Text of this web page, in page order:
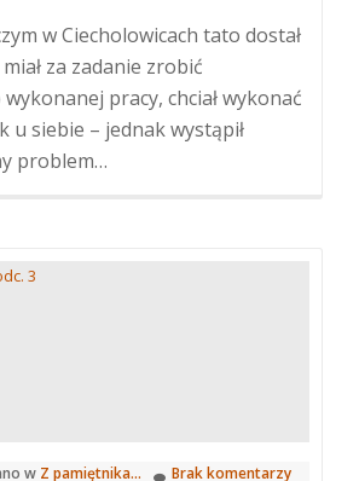
w Ciecholowicach tato dostał
za zadanie zrobić
pracy, chciał wykonać
u siebie – jednak wystąpił
problem…
w Z pamiętnika... Brak komentarzy